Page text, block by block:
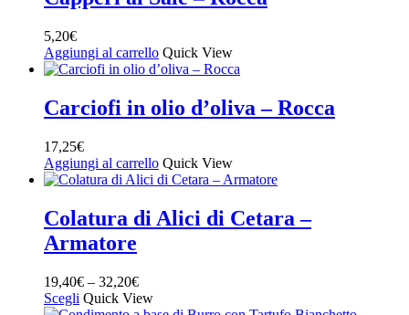
5,20€
Aggiungi al carrello Quick View
Carciofi in olio d’oliva – Rocca
17,25€
Aggiungi al carrello Quick View
Colatura di Alici di Cetara –
Armatore
19,40€ – 32,20€
Scegli Quick View